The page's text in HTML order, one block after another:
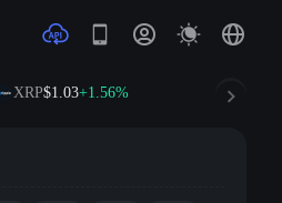
XRP$1.03+1.56% SOL